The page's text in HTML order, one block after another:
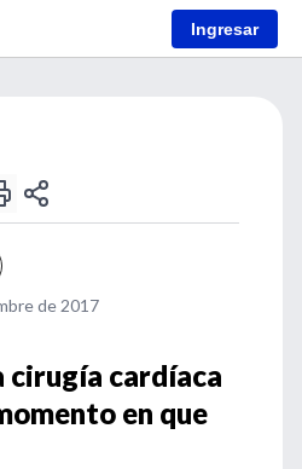
Ingresar
de 2017
cirugía cardíaca
en que